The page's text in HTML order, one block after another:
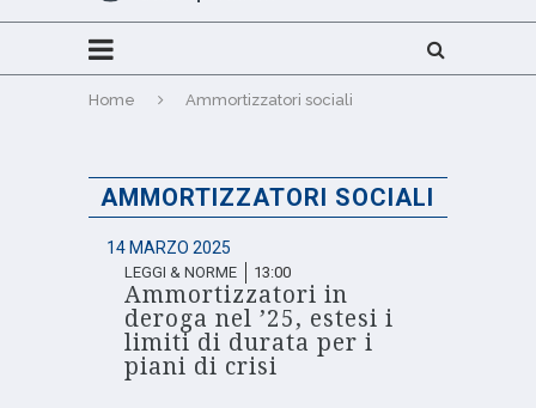
Home Ammortizzatori sociali
AMMORTIZZATORI SOCIALI
14 MARZO 2025
LEGGI & NORME 13:00
Ammortizzatori in
deroga nel ’25, estesi i
limiti di durata per i
piani di crisi